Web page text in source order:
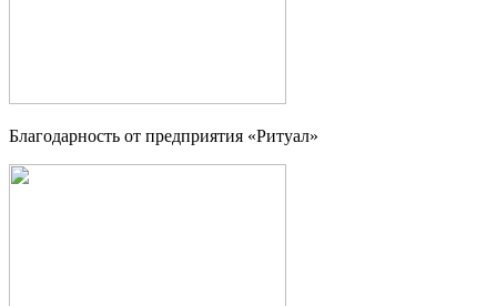
Благодарность от предприятия «Ритуал»